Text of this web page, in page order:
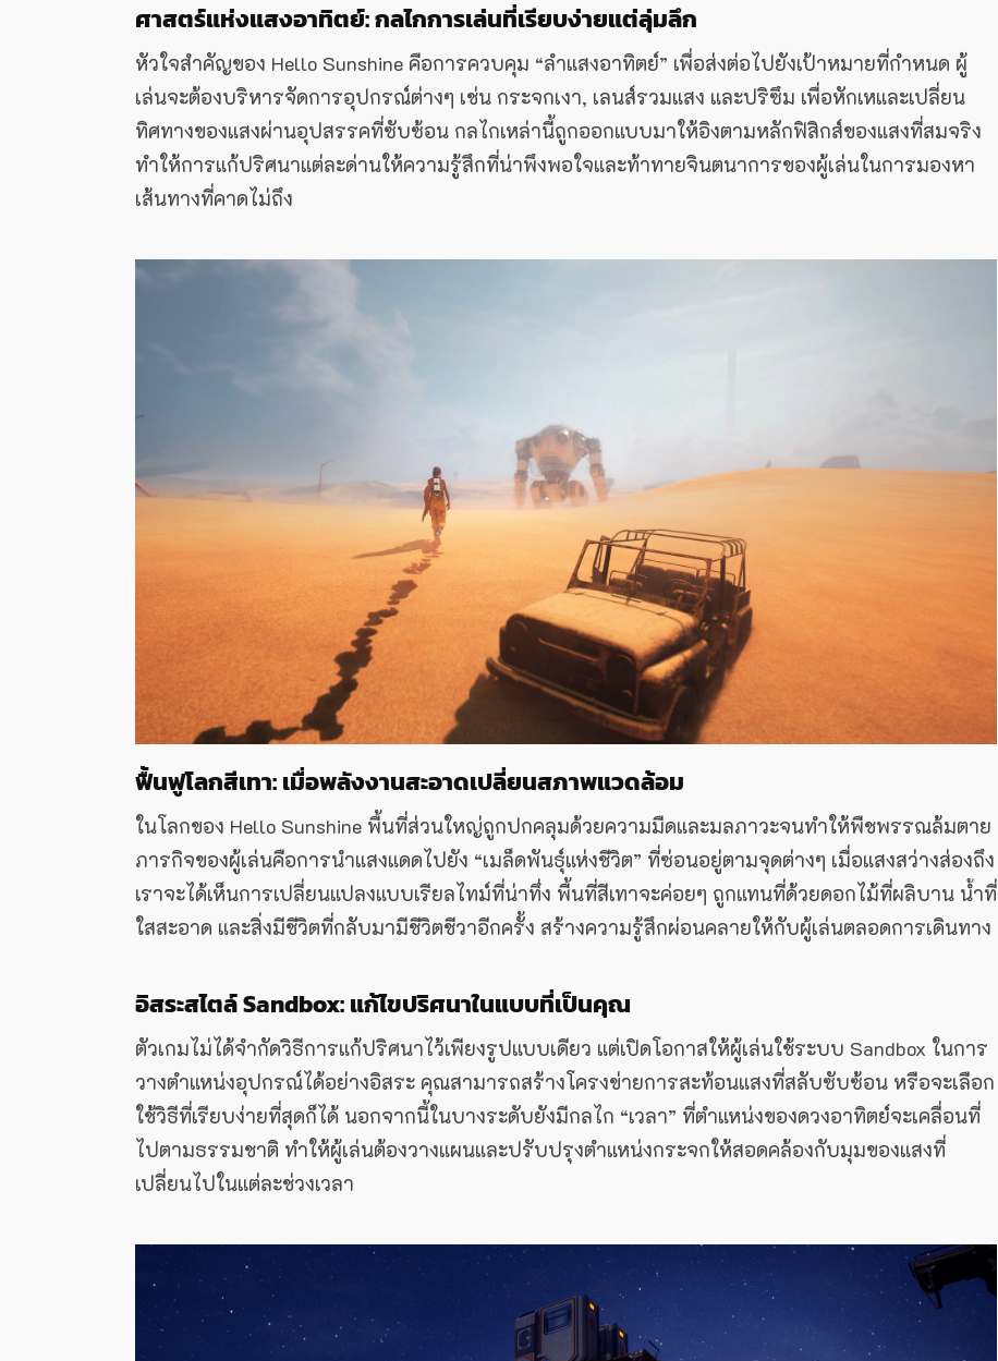
ศาสตร์แห่งแสงอาทิตย์: กลไกการเล่นที่เรียบง่ายแต่ลุ่มลึก
หัวใจสำคัญของ Hello Sunshine คือการควบคุม “ลำแสงอาทิตย์” เพื่อส่งต่อไปยังเป้าหมายที่กำหนด ผู้
เล่นจะต้องบริหารจัดการอุปกรณ์ต่างๆ เช่น กระจกเงา, เลนส์รวมแสง และปริซึม เพื่อหักเหและเปลี่ยน
ทิศทางของแสงผ่านอุปสรรคที่ซับซ้อน กลไกเหล่านี้ถูกออกแบบมาให้อิงตามหลักฟิสิกส์ของแสงที่สมจริง
ทำให้การแก้ปริศนาแต่ละด่านให้ความรู้สึกที่น่าพึงพอใจและท้าทายจินตนาการของผู้เล่นในการมองหา
เส้นทางที่คาดไม่ถึง
ฟื้นฟูโลกสีเทา: เมื่อพลังงานสะอาดเปลี่ยนสภาพแวดล้อม
ในโลกของ Hello Sunshine พื้นที่ส่วนใหญ่ถูกปกคลุมด้วยความมืดและมลภาวะจนทำให้พืชพรรณล้มตาย
ภารกิจของผู้เล่นคือการนำแสงแดดไปยัง “เมล็ดพันธุ์แห่งชีวิต” ที่ซ่อนอยู่ตามจุดต่างๆ เมื่อแสงสว่างส่องถึง
เราจะได้เห็นการเปลี่ยนแปลงแบบเรียลไทม์ที่น่าทึ่ง พื้นที่สีเทาจะค่อยๆ ถูกแทนที่ด้วยดอกไม้ที่ผลิบาน น้ำที่
ใสสะอาด และสิ่งมีชีวิตที่กลับมามีชีวิตชีวาอีกครั้ง สร้างความรู้สึกผ่อนคลายให้กับผู้เล่นตลอดการเดินทาง
อิสระสไตล์ Sandbox: แก้ไขปริศนาในแบบที่เป็นคุณ
ตัวเกมไม่ได้จำกัดวิธีการแก้ปริศนาไว้เพียงรูปแบบเดียว แต่เปิดโอกาสให้ผู้เล่นใช้ระบบ Sandbox ในการ
วางตำแหน่งอุปกรณ์ได้อย่างอิสระ คุณสามารถสร้างโครงข่ายการสะท้อนแสงที่สลับซับซ้อน หรือจะเลือก
ใช้วิธีที่เรียบง่ายที่สุดก็ได้ นอกจากนี้ในบางระดับยังมีกลไก “เวลา” ที่ตำแหน่งของดวงอาทิตย์จะเคลื่อนที่
ไปตามธรรมชาติ ทำให้ผู้เล่นต้องวางแผนและปรับปรุงตำแหน่งกระจกให้สอดคล้องกับมุมของแสงที่
เปลี่ยนไปในแต่ละช่วงเวลา